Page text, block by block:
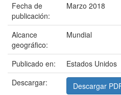
Fecha de
publicación:
Marzo 2018
Alcance
geográfico:
Mundial
Publicado en:
Estados Unidos
Descargar:
Descargar